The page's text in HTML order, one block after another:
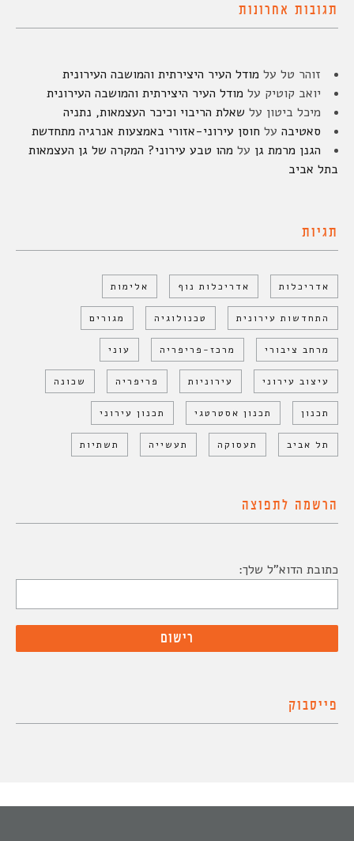
תגובות אחרונות
זוהר טל על מודל העיר היצירתית והמושבה העירונית
יואב קוטיק על מודל העיר היצירתית והמושבה העירונית
מיכל ביטון על שאלת הריבוי וכיכר העצמאות, נתניה
סאטיבה על חוסן עירוני-אזורי באמצעות אנרגיה מתחדשת
הגנן מרמת גן על מהו טבע עירוני? המקרה של גן העצמאות
בתל אביב
תגיות
אדריכלות אדריכלות נוף אלימות
התחדשות עירונית טכנולוגיה מגורים
מרחב ציבורי מרכז-פריפריה עוני
עיצוב עירוני עירוניות פריפריה שכונה
תכנון תכנון אסטרטגי תכנון עירוני
תל אביב תעסוקה תעשייה תשתיות
הרשמה לתפוצה
כתובת הדוא"ל שלך:
פייסבוק